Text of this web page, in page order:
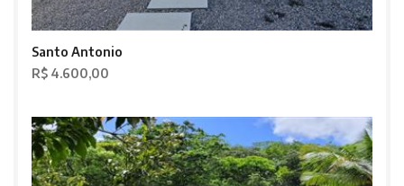
Santo Antonio
R$ 4.600,00